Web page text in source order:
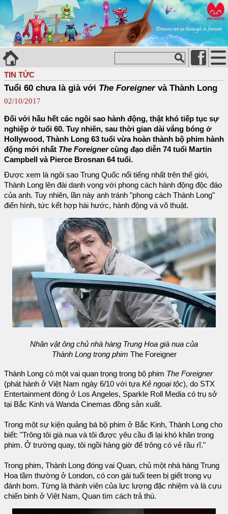
TIN TỨC
Tuổi 60 chưa là già với The Foreignervà Thành Long
02/10/2017
Đối với hầu hết các ngôi sao hành động, thật khó tiếp tục sự
nghiệp ở tuổi 60. Tuy nhiên, sau thời gian dài vắng bóng ở
Hollywood, Thành Long 63 tuổi vừa hoàn thành bộ phim hành
động mới nhất The Foreignercùng đạo diễn 74 tuổi Martin
Campbell và Pierce Brosnan 64 tuổi.
Được xem là ngôi sao Trung Quốc nổi tiếng nhất trên thế giới,
Thành Long lên đài danh vọng với phong cách hành động độc đáo
của anh. Tuy nhiên, lần này anh tránh "phong cách Thành Long"
điển hình, tức kết hợp hài hước, hành động và võ thuật.
Nhân vật ông chủ nhà hàng Trung Hoa già nua của
Thành Long trong phim The Foreigner
Thành Long có một vai quan trọng trong bộ phim The Foreigner
(phát hành ở Việt Nam ngày 6/10 với tựa Kẻ ngoại tộc), do STX
Entertainment đóng ở Los Angeles, Sparkle Roll Media có trụ sở
tại Bắc Kinh và Wanda Cinemas đồng sản xuất.
Trong một sự kiện quảng bá bộ phim ở Bắc Kinh, Thành Long cho
biết: "Trông tôi già nua và tôi được yêu cầu đi lại khó khăn trong
phim. Ở trường quay, tôi ngồi hàng giờ để trông có vẻ rầu rĩ."
Trong phim, Thành Long đóng vai Quan, chủ một nhà hàng Trung
Hoa tầm thường ở London, có con gái tuổi teen bị giết trong vụ
đánh bom. Từng là thành viên của lực lượng đặc nhiệm và là cựu
chiến binh ở Việt Nam, Quan tìm cách trả thù.